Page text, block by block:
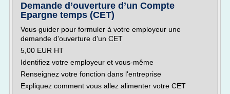
Demande d’ouverture d’un Compte
Epargne temps (CET)
Vous guider pour formuler à votre employeur une
demande d'ouverture d'un CET
5,00 EUR HT
Identifiez votre employeur et vous-même
Renseignez votre fonction dans l'entreprise
Expliquez comment vous allez alimenter votre CET